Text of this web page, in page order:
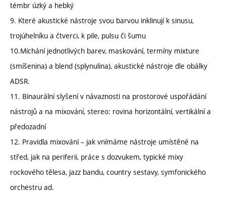
témbr úzký a hebký
9. Které akustické nástroje svou barvou inklinují k sinusu,
trojúhelníku a čtverci, k pile, pulsu či šumu
10.Míchání jednotlivých barev, maskování, termíny mixture
(smíšenina) a blend (splynulina), akustické nástroje dle obálky
ADSR.
11. Binaurální slyšení v návaznosti na prostorové uspořádání
nástrojů a na mixování, stereo: rovina horizontální, vertikální a
předozadní
12. Pravidla mixování – jak vnímáme nástroje umístěné na
střed, jak na periferii, práce s dozvukem, typické mixy
rockového tělesa, jazz bandu, country sestavy, symfonického
orchestru ad.